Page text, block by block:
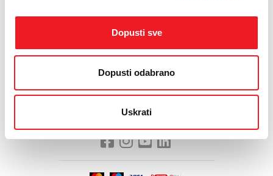
Dopusti sve
Dopusti odabrano
Uskrati
straniciwww.letsdoit.ba.
https://www.facebook.com/LetsDoItOcistimoZemljuZa1Dan